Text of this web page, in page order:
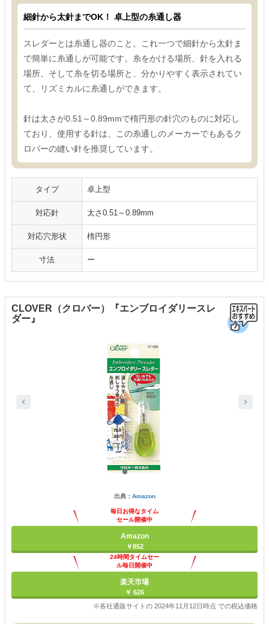
細針から太針までOK！ 卓上型の糸通し器
スレダーとは糸通し器のこと。これ一つで細針から太針ま
で簡単に糸通しが可能です。糸をかける場所、針を入れる
場所、そして糸を切る場所と、分かりやすく表示されてい
て、リズミカルに糸通しができます。
針は太さが0.51～0.89mmで楕円形の針穴のものに対応し
ており、使用する針は、この糸通しのメーカーでもあるク
ロバーの縫い針を推奨しています。
タイプ 卓上型
対応針 太さ0.51～0.89mm
対応穴形状 楕円形
寸法 ー
CLOVER（クロバー）『エンブロイダリースレ
ダー』
出典： Amazon
毎日お得なタイム
セール開催中
Amazon
￥852
24時間タイムセー
ル毎日開催中
楽天市場
￥ 626
※各社通販サイトの 2024年11月12日時点 での税込価格